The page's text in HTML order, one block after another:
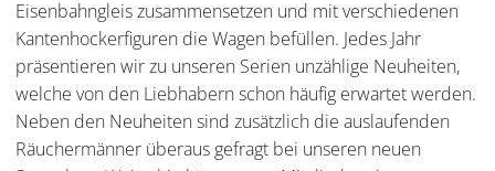
Eisenbahngleis zusammensetzen und mit verschiedenen
Kantenhockerfiguren die Wagen befüllen. Jedes Jahr
präsentieren wir zu unseren Serien unzählige Neuheiten,
welche von den Liebhabern schon häufig erwartet werden.
Neben den Neuheiten sind zusätzlich die auslaufenden
Räuchermänner überaus gefragt bei unseren neuen